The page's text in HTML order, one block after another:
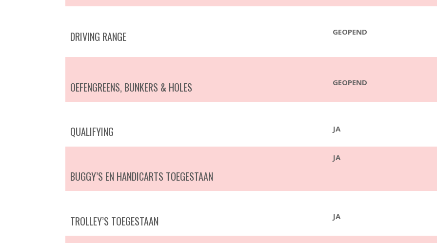
DRIVING RANGE GEOPEND
OEFENGREENS, BUNKERS & HOLES GEOPEND
QUALIFYING JA
BUGGY’S EN HANDICARTS TOEGESTAAN
JA
TROLLEY’S TOEGESTAAN JA